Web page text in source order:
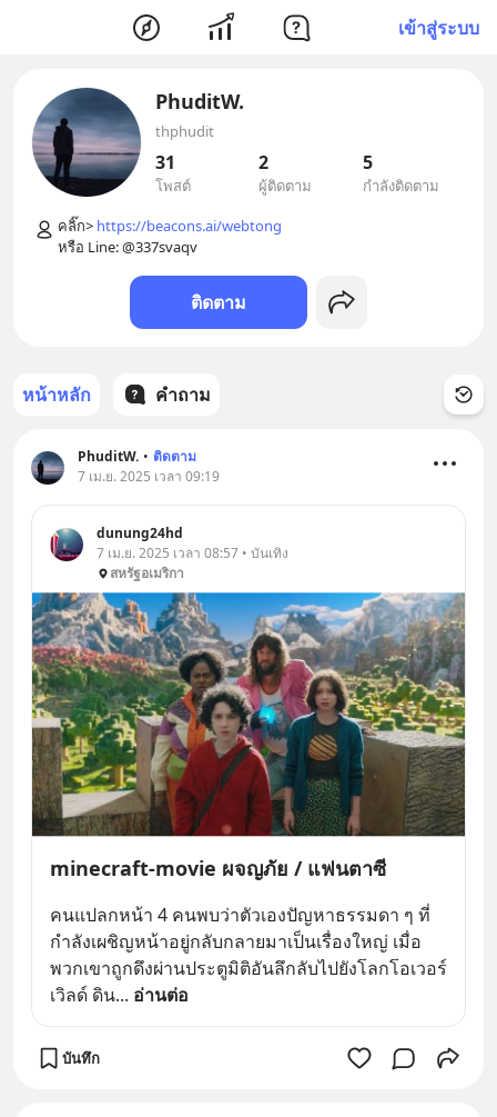
เข้าสู่ระบบ
PhuditW.
thphudit
31
โพสต์
2
ผู้ติดตาม
5
กำลังติดตาม
คลิ๊ก> https://beacons.ai/webtong
ติดตาม
หน้าหลัก คำถาม
PhuditW. • ติดตาม
7 เม.ย. 2025 เวลา 09:19
dunung24hd
7 เม.ย. 2025 เวลา 08:57 • บันเทิง
สหรัฐอเมริกา
minecraft-movie ผจญภัย / แฟนตาซี
คนแปลกหน้า 4 คนพบว่าตัวเองปัญหาธรรมดา ๆ ที่
กำลังเผชิญหน้าอยู่กลับกลายมาเป็นเรื่องใหญ่ เมื่อ
พวกเขาถูกดึงผ่านประตูมิติอันลึกลับไปยังโลกโอเวอร์
เวิลด์ ดิน... อ่านต่อ
บันทึก